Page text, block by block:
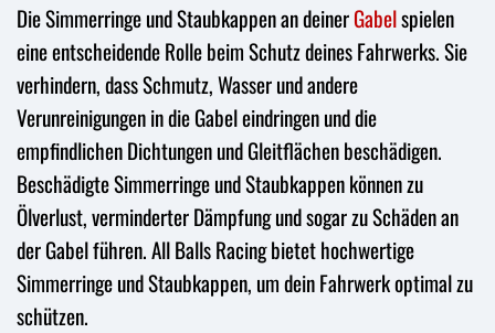
Die Simmerringe und Staubkappen an deinerGabelspielen
eine entscheidende Rolle beim Schutz deines Fahrwerks. Sie
verhindern, dass Schmutz, Wasser und andere
Verunreinigungen in die Gabel eindringen und die
empfindlichen Dichtungen und Gleitflächen beschädigen.
Beschädigte Simmerringe und Staubkappen können zu
Ölverlust, verminderter Dämpfung und sogar zu Schäden an
der Gabel führen. All Balls Racing bietet hochwertige
Simmerringe und Staubkappen, um dein Fahrwerk optimal zu
schützen.